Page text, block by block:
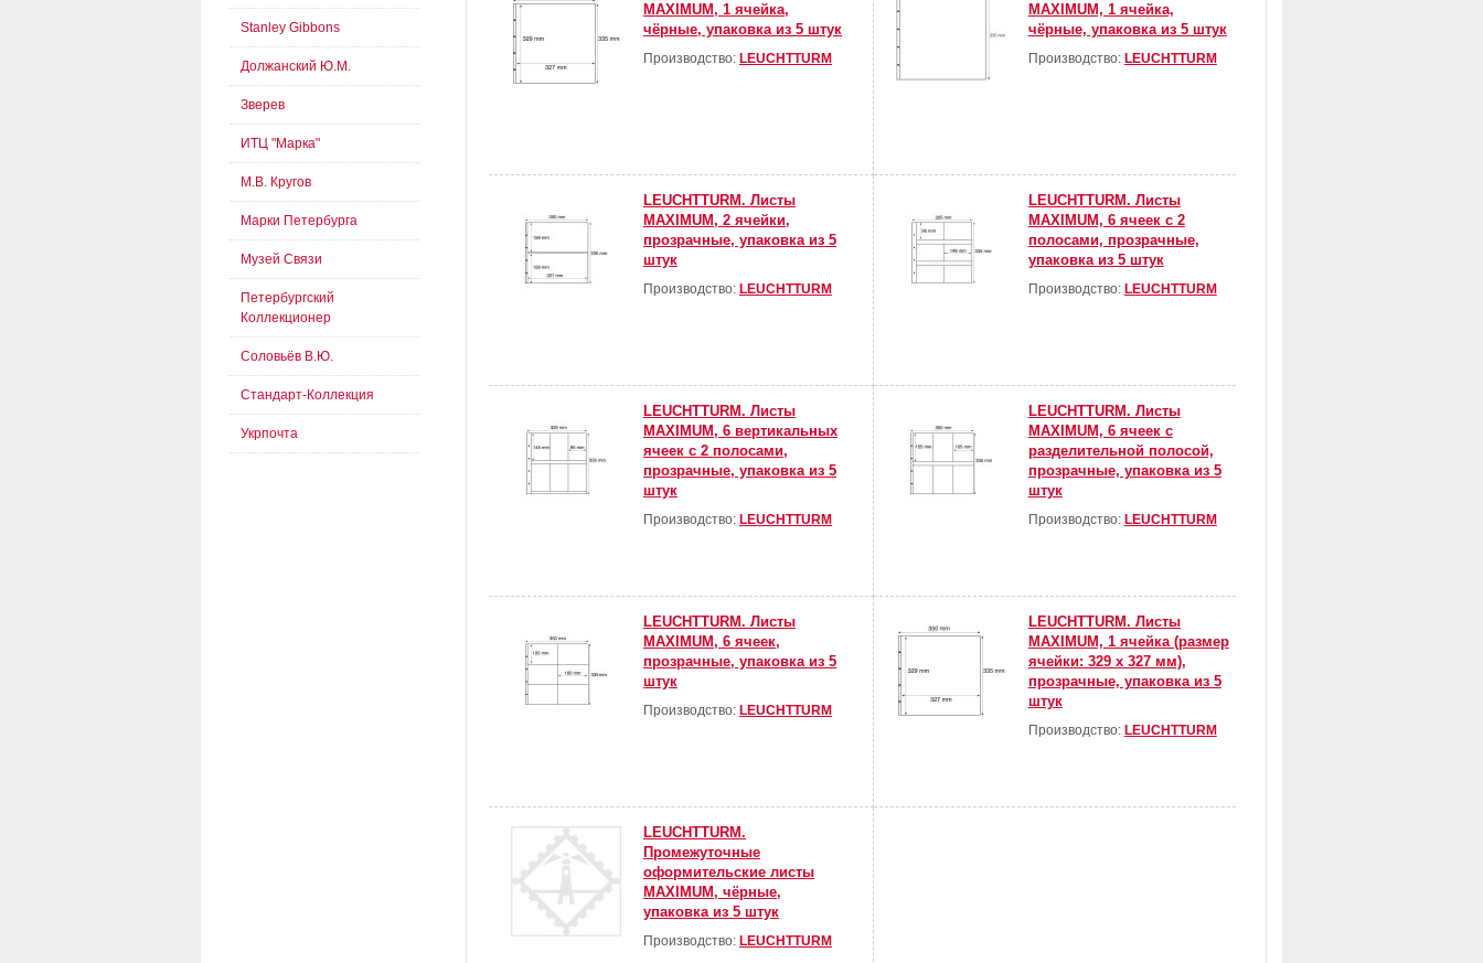
MAXIMUM, 1 ячейка,
чёрные, упаковка из 5 штук
Производство: LEUCHTTURM
MAXIMUM, 1 ячейка,
чёрные, упаковка из 5 штук
Производство: LEUCHTTURM
LEUCHTTURM. Листы
MAXIMUM, 2 ячейки,
прозрачные, упаковка из 5
штук
Производство: LEUCHTTURM
LEUCHTTURM. Листы
MAXIMUM, 6 ячеек с 2
полосами, прозрачные,
упаковка из 5 штук
Производство: LEUCHTTURM
LEUCHTTURM. Листы
MAXIMUM, 6 вертикальных
ячеек с 2 полосами,
прозрачные, упаковка из 5
штук
Производство: LEUCHTTURM
LEUCHTTURM. Листы
MAXIMUM, 6 ячеек с
разделительной полосой,
прозрачные, упаковка из 5
штук
Производство: LEUCHTTURM
LEUCHTTURM. Листы
MAXIMUM, 6 ячеек,
прозрачные, упаковка из 5
штук
Производство: LEUCHTTURM
LEUCHTTURM. Листы
MAXIMUM, 1 ячейка (размер
ячейки: 329 х 327 мм),
прозрачные, упаковка из 5
штук
Производство: LEUCHTTURM
LEUCHTTURM.
Промежуточные
оформительские листы
MAXIMUM, чёрные,
упаковка из 5 штук
Производство: LEUCHTTURM
Stanley Gibbons
Должанский Ю.М.
Зверев
ИТЦ "Марка"
М.В. Кругов
Марки Петербурга
Музей Связи
Петербургский
Коллекционер
Соловьёв В.Ю.
Стандарт-Коллекция
Укрпочта